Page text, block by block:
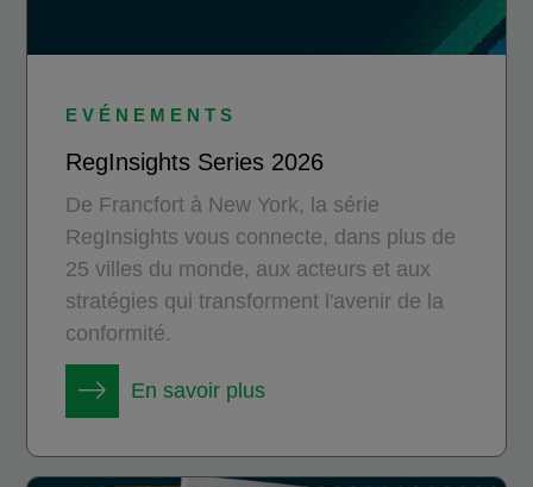
EVÉNEMENTS
RegInsights Series 2026
De Francfort à New York, la série
RegInsights vous connecte, dans plus de
25 villes du monde, aux acteurs et aux
stratégies qui transforment l'avenir de la
conformité.
En savoir plus